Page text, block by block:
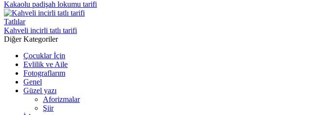
Kakaolu padişah lokumu tarifi
Tatlılar
Kahveli incirli tatlı tarifi
Diğer Kategoriler
Çocuklar İçin
Evlilik ve Aile
Fotograflarım
Genel
Güzel yazı
Aforizmalar
Şiir